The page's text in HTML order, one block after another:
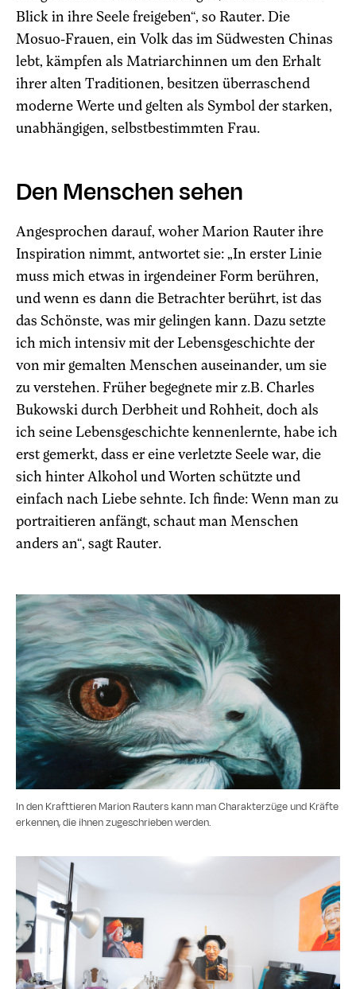
Blick in ihre Seele freigeben“, so Rauter. Die
Mosuo-Frauen, ein Volk das im Südwesten Chinas
lebt, kämpfen als Matriarchinnen um den Erhalt
ihrer alten Traditionen, besitzen überraschend
moderne Werte und gelten als Symbol der starken,
unabhängigen, selbstbestimmten Frau.
Den Menschen sehen
Angesprochen darauf, woher Marion Rauter ihre
Inspiration nimmt, antwortet sie: „In erster Linie
muss mich etwas in irgendeiner Form berühren,
und wenn es dann die Betrachter berührt, ist das
das Schönste, was mir gelingen kann. Dazu setzte
ich mich intensiv mit der Lebensgeschichte der
von mir gemalten Menschen auseinander, um sie
zu verstehen. Früher begegnete mir z.B. Charles
Bukowski durch Derbheit und Rohheit, doch als
ich seine Lebensgeschichte kennenlernte, habe ich
erst gemerkt, dass er eine verletzte Seele war, die
sich hinter Alkohol und Worten schützte und
einfach nach Liebe sehnte. Ich finde: Wenn man zu
portraitieren anfängt, schaut man Menschen
anders an“, sagt Rauter.
In den Krafttieren Marion Rauters kann man Charakterzüge und Kräfte
erkennen, die ihnen zugeschrieben werden.